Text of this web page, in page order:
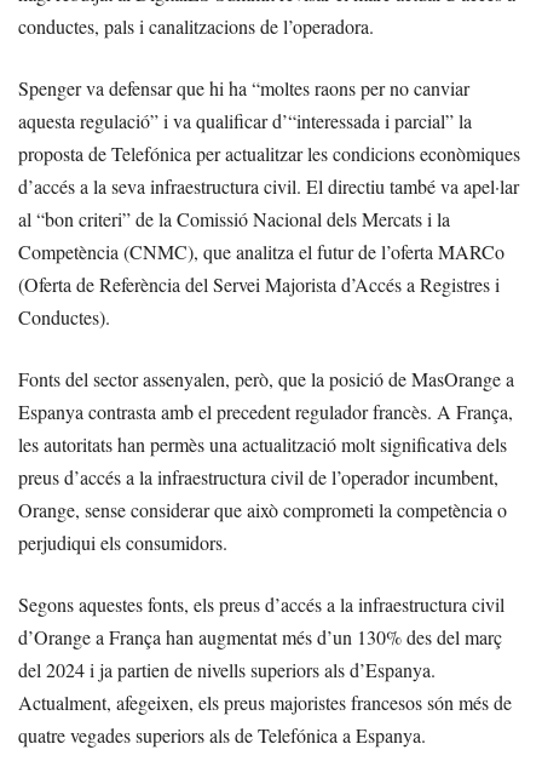
conductes, pals i canalitzacions de l’operadora.
Spenger va defensar que hi ha “moltes raons per no canviar
aquesta regulació” i va qualificar d’“interessada i parcial” la
proposta de Telefónica per actualitzar les condicions econòmiques
d’accés a la seva infraestructura civil. El directiu també va apel·lar
al “bon criteri” de la Comissió Nacional dels Mercats i la
Competència (CNMC), que analitza el futur de l’oferta MARCo
(Oferta de Referència del Servei Majorista d’Accés a Registres i
Conductes).
Fonts del sector assenyalen, però, que la posició de MasOrange a
Espanya contrasta amb el precedent regulador francès. A França,
les autoritats han permès una actualització molt significativa dels
preus d’accés a la infraestructura civil de l’operador incumbent,
Orange, sense considerar que això comprometi la competència o
perjudiqui els consumidors.
Segons aquestes fonts, els preus d’accés a la infraestructura civil
d’Orange a França han augmentat més d’un 130% des del març
del 2024 i ja partien de nivells superiors als d’Espanya.
Actualment, afegeixen, els preus majoristes francesos són més de
quatre vegades superiors als de Telefónica a Espanya.